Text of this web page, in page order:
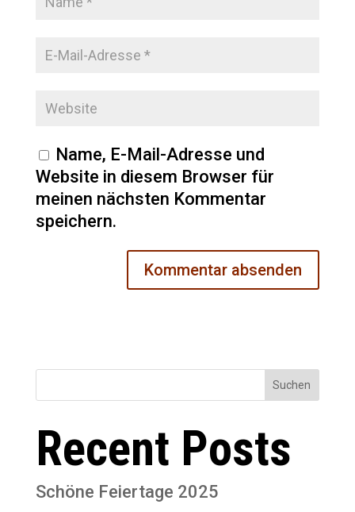
Name, E-Mail-Adresse und
Website in diesem Browser für
meinen nächsten Kommentar
speichern.
Suchen
Recent Posts
Schöne Feiertage 2025